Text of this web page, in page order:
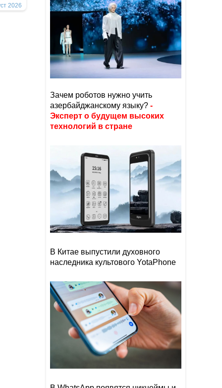
2026
Зачем роботов нужно учить
азербайджанскому языку? -
Эксперт о будущем высоких
технологий в стране
В Китае выпустили духовного
наследника культового YotaPhone